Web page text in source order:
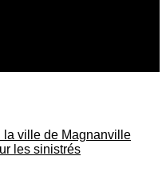
la ville de Magnanville
les sinistrés